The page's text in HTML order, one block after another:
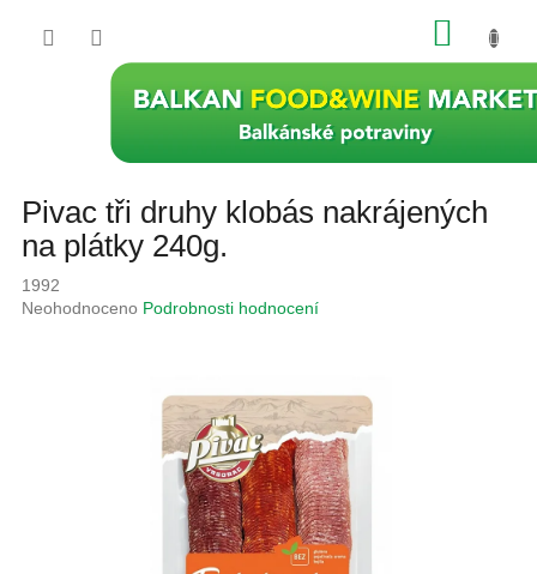
KOŠÍK
Pivac tři druhy klobás nakrájených
na plátky 240g.
1992
Průměrné
Neohodnoceno Podrobnosti hodnocení